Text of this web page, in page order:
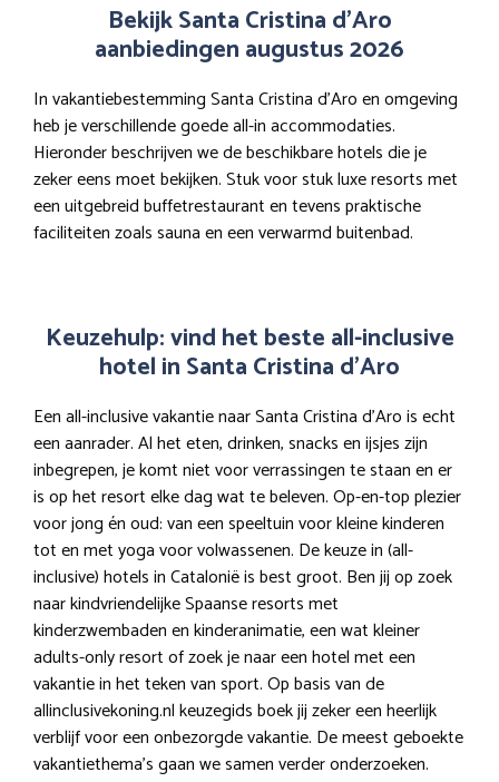
Bekijk Santa Cristina d’Aro
aanbiedingen augustus 2026
In vakantiebestemming Santa Cristina d’Aro en omgeving
heb je verschillende goede all-in accommodaties.
Hieronder beschrijven we de beschikbare hotels die je
zeker eens moet bekijken. Stuk voor stuk luxe resorts met
een uitgebreid buffetrestaurant en tevens praktische
faciliteiten zoals sauna en een verwarmd buitenbad.
Keuzehulp: vind het beste all-inclusive
hotel in Santa Cristina d’Aro
Een all-inclusive vakantie naar Santa Cristina d’Aro is echt
een aanrader. Al het eten, drinken, snacks en ijsjes zijn
inbegrepen, je komt niet voor verrassingen te staan en er
is op het resort elke dag wat te beleven. Op-en-top plezier
voor jong én oud: van een speeltuin voor kleine kinderen
tot en met yoga voor volwassenen. De keuze in (all-
inclusive) hotels in Catalonië is best groot. Ben jij op zoek
naar kindvriendelijke Spaanse resorts met
kinderzwembaden en kinderanimatie, een wat kleiner
adults-only resort of zoek je naar een hotel met een
vakantie in het teken van sport. Op basis van de
allinclusivekoning.nl keuzegids boek jij zeker een heerlijk
verblijf voor een onbezorgde vakantie. De meest geboekte
vakantiethema’s gaan we samen verder onderzoeken.